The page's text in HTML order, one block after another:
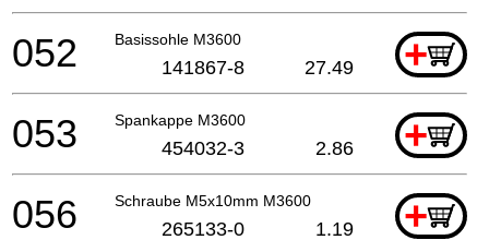
Basissohle M3600 +
052 141867-8 27.49
Spankappe M3600 +
053 454032-3 2.86
Schraube M5x10mm M3600 +
056 265133-0 1.19